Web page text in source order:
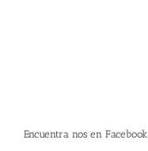
Encuentra nos en Facebook